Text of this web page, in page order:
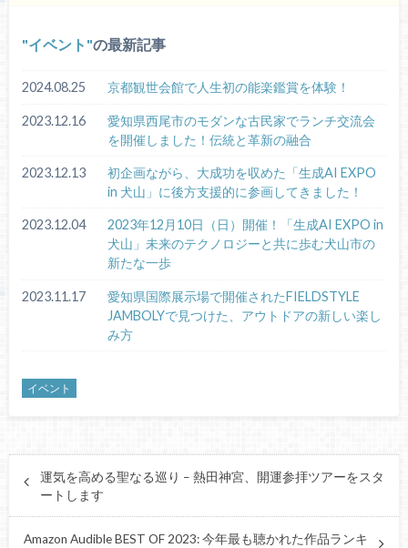
イベント の最新記事
2024.08.25 京都観世会館で人生初の能楽鑑賞を体験！
2023.12.16
愛知県西尾市のモダンな古民家でランチ交流会
を開催しました！伝統と革新の融合
2023.12.13
初企画ながら、大成功を収めた「生成AI EXPO
in 犬山」に後方支援的に参画してきました！
2023.12.04
2023年12月10日（日）開催！「生成AI EXPO in
犬山」未来のテクノロジーと共に歩む犬山市の
新たな一歩
2023.11.17
愛知県国際展示場で開催されたFIELDSTYLE
JAMBOLYで見つけた、アウトドアの新しい楽し
み方
イベント
運気を高める聖なる巡り – 熱田神宮、開運参拝ツアーをスタ
ートします
Amazon Audible BEST OF 2023: 今年最も聴かれた作品ランキ